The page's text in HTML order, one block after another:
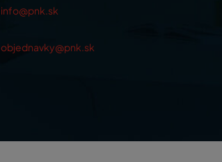
info@pnk.sk
objednavky@pnk.sk